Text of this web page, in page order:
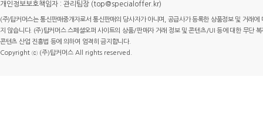
개인정보보호책임자 : 관리팀장 (top@specialoffer.kr)
(주)탑커머스는 통신판매중개자로서 통신판매의 당사자가 아니며, 공급사가 등록한 상품정보 및 거래
지 않습니다. (주)탑커머스 스페셜오퍼 사이트의 상품/판매자 거래 정보 및 콘텐츠/UI 등에 대한 무단
콘텐츠 산업 진흥법 등에 의하여 엄격히 금지합니다.
Copyright ⓒ (주)탑커머스 All rights reserved.